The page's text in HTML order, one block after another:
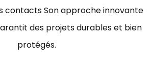
contacts Son approche innovante
des projets durables et bien
protégés.